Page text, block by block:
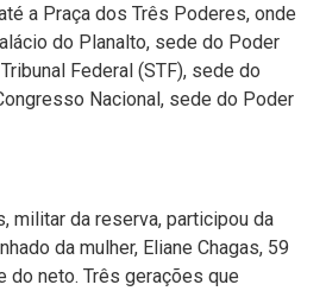
a Praça dos Três Poderes, onde
do Planalto, sede do Poder
Federal (STF), sede do
Nacional, sede do Poder
militar da reserva, participou da
da mulher, Eliane Chagas, 59
do neto. Três gerações que